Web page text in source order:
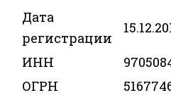
Дата
регистрации
ИНН
ОГРН